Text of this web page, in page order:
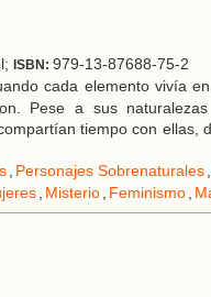
ISBN: 979-13-87688-75-2
cada elemento vivía
Pese a sus
tiempo con ellas,
, Personajes Sobrenaturales,
, Misterio, Feminismo,